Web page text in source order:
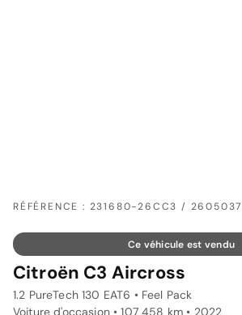
RÉFÉRENCE : 231680-26CC3 /
Ce véhicule est vendu
Citroën C3 Aircross
1.2 PureTech 130 EAT6 • Feel Pack
Voiture d'occasion • 107 458 km • 2022